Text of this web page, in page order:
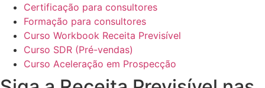
Certificação para consultores
Formação para consultores
Curso Workbook Receita Previsível
Curso SDR (Pré-vendas)
Curso Aceleração em Prospecção